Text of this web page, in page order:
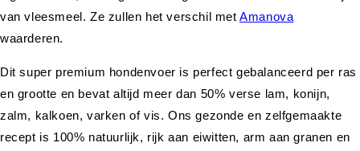
van vleesmeel. Ze zullen het verschil metAmanova
waarderen.
Dit super premium hondenvoer is perfect gebalanceerd per ras
en grootte en bevat altijd meer dan 50% verse lam, konijn,
zalm, kalkoen, varken of vis. Ons gezonde en zelfgemaakte
recept is 100% natuurlijk, rijk aan eiwitten, arm aan granen en